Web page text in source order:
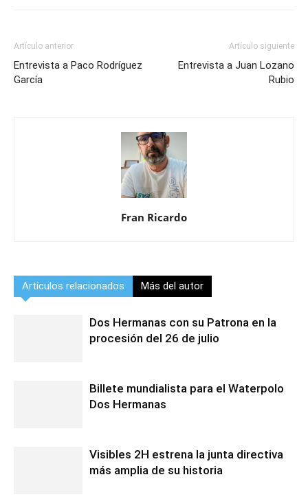
Artículo anterior
Entrevista a Paco Rodríguez
García
Artículo siguiente
Entrevista a Juan Lozano
Rubio
Fran Ricardo
Artículos relacionados Más del autor
Dos Hermanas con su Patrona en la
procesión del 26 de julio
Billete mundialista para el Waterpolo
Dos Hermanas
Visibles 2H estrena la junta directiva
más amplia de su historia